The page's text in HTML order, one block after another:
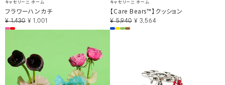
キャセリーニ ホーム
フラワーハンカチ
¥ 1,430 ¥ 1,001
キャセリーニ ホーム
【Care Bears™】クッション
¥ 5,940 ¥ 3,564